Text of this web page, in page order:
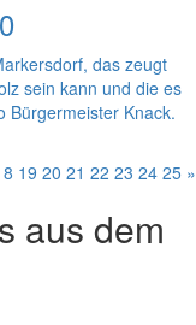
das zeugt
sein kann und die es
Bürgermeister Knack.
19 20 21 22 23 24 25 »
aus dem